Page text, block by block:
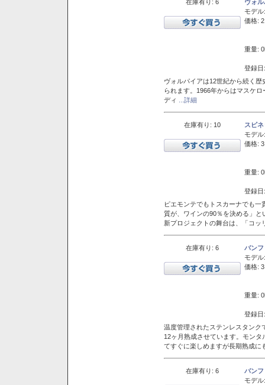
在庫有り: 6
ヴォ
モデル:
価格:
重量:
登録
ヴォルパイアは12世紀から続く
られます。1966年からはマスケ
ディ
...詳細
在庫有り: 10
スピ
モデル:
価格:
重量:
登録
ピエモンテでもトスカーナでも
質が、ワインの90％を決める」
新プロジェクトの舞台は、「コ
在庫有り: 6
バン
モデル:
価格:
重量:
登録
温度管理されたステンレスタンク
12ヶ月熟成させています。モン
てすぐに楽しめますが長期熟成に
在庫有り: 6
バン
モデル: